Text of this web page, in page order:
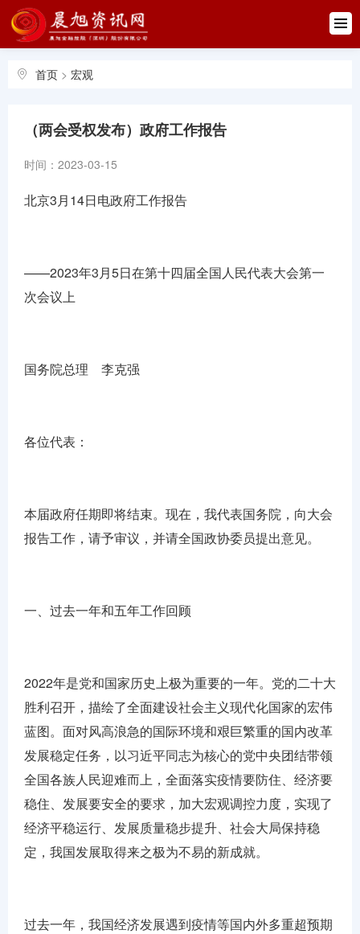
首页
快讯
理财
债市
保险
首页 > 宏观
（两会受权发布）政府工作报告
时间：2023-03-15
北京3月14日电政府工作报告
——2023年3月5日在第十四届全国人民代表大会第一
次会议上
国务院总理 李克强
各位代表：
本届政府任期即将结束。现在，我代表国务院，向大会
报告工作，请予审议，并请全国政协委员提出意见。
一、过去一年和五年工作回顾
2022年是党和国家历史上极为重要的一年。党的二十大
胜利召开，描绘了全面建设社会主义现代化国家的宏伟
蓝图。面对风高浪急的国际环境和艰巨繁重的国内改革
发展稳定任务，以习近平同志为核心的党中央团结带领
全国各族人民迎难而上，全面落实疫情要防住、经济要
稳住、发展要安全的要求，加大宏观调控力度，实现了
经济平稳运行、发展质量稳步提升、社会大局保持稳
定，我国发展取得来之极为不易的新成就。
过去一年，我国经济发展遇到疫情等国内外多重超预期